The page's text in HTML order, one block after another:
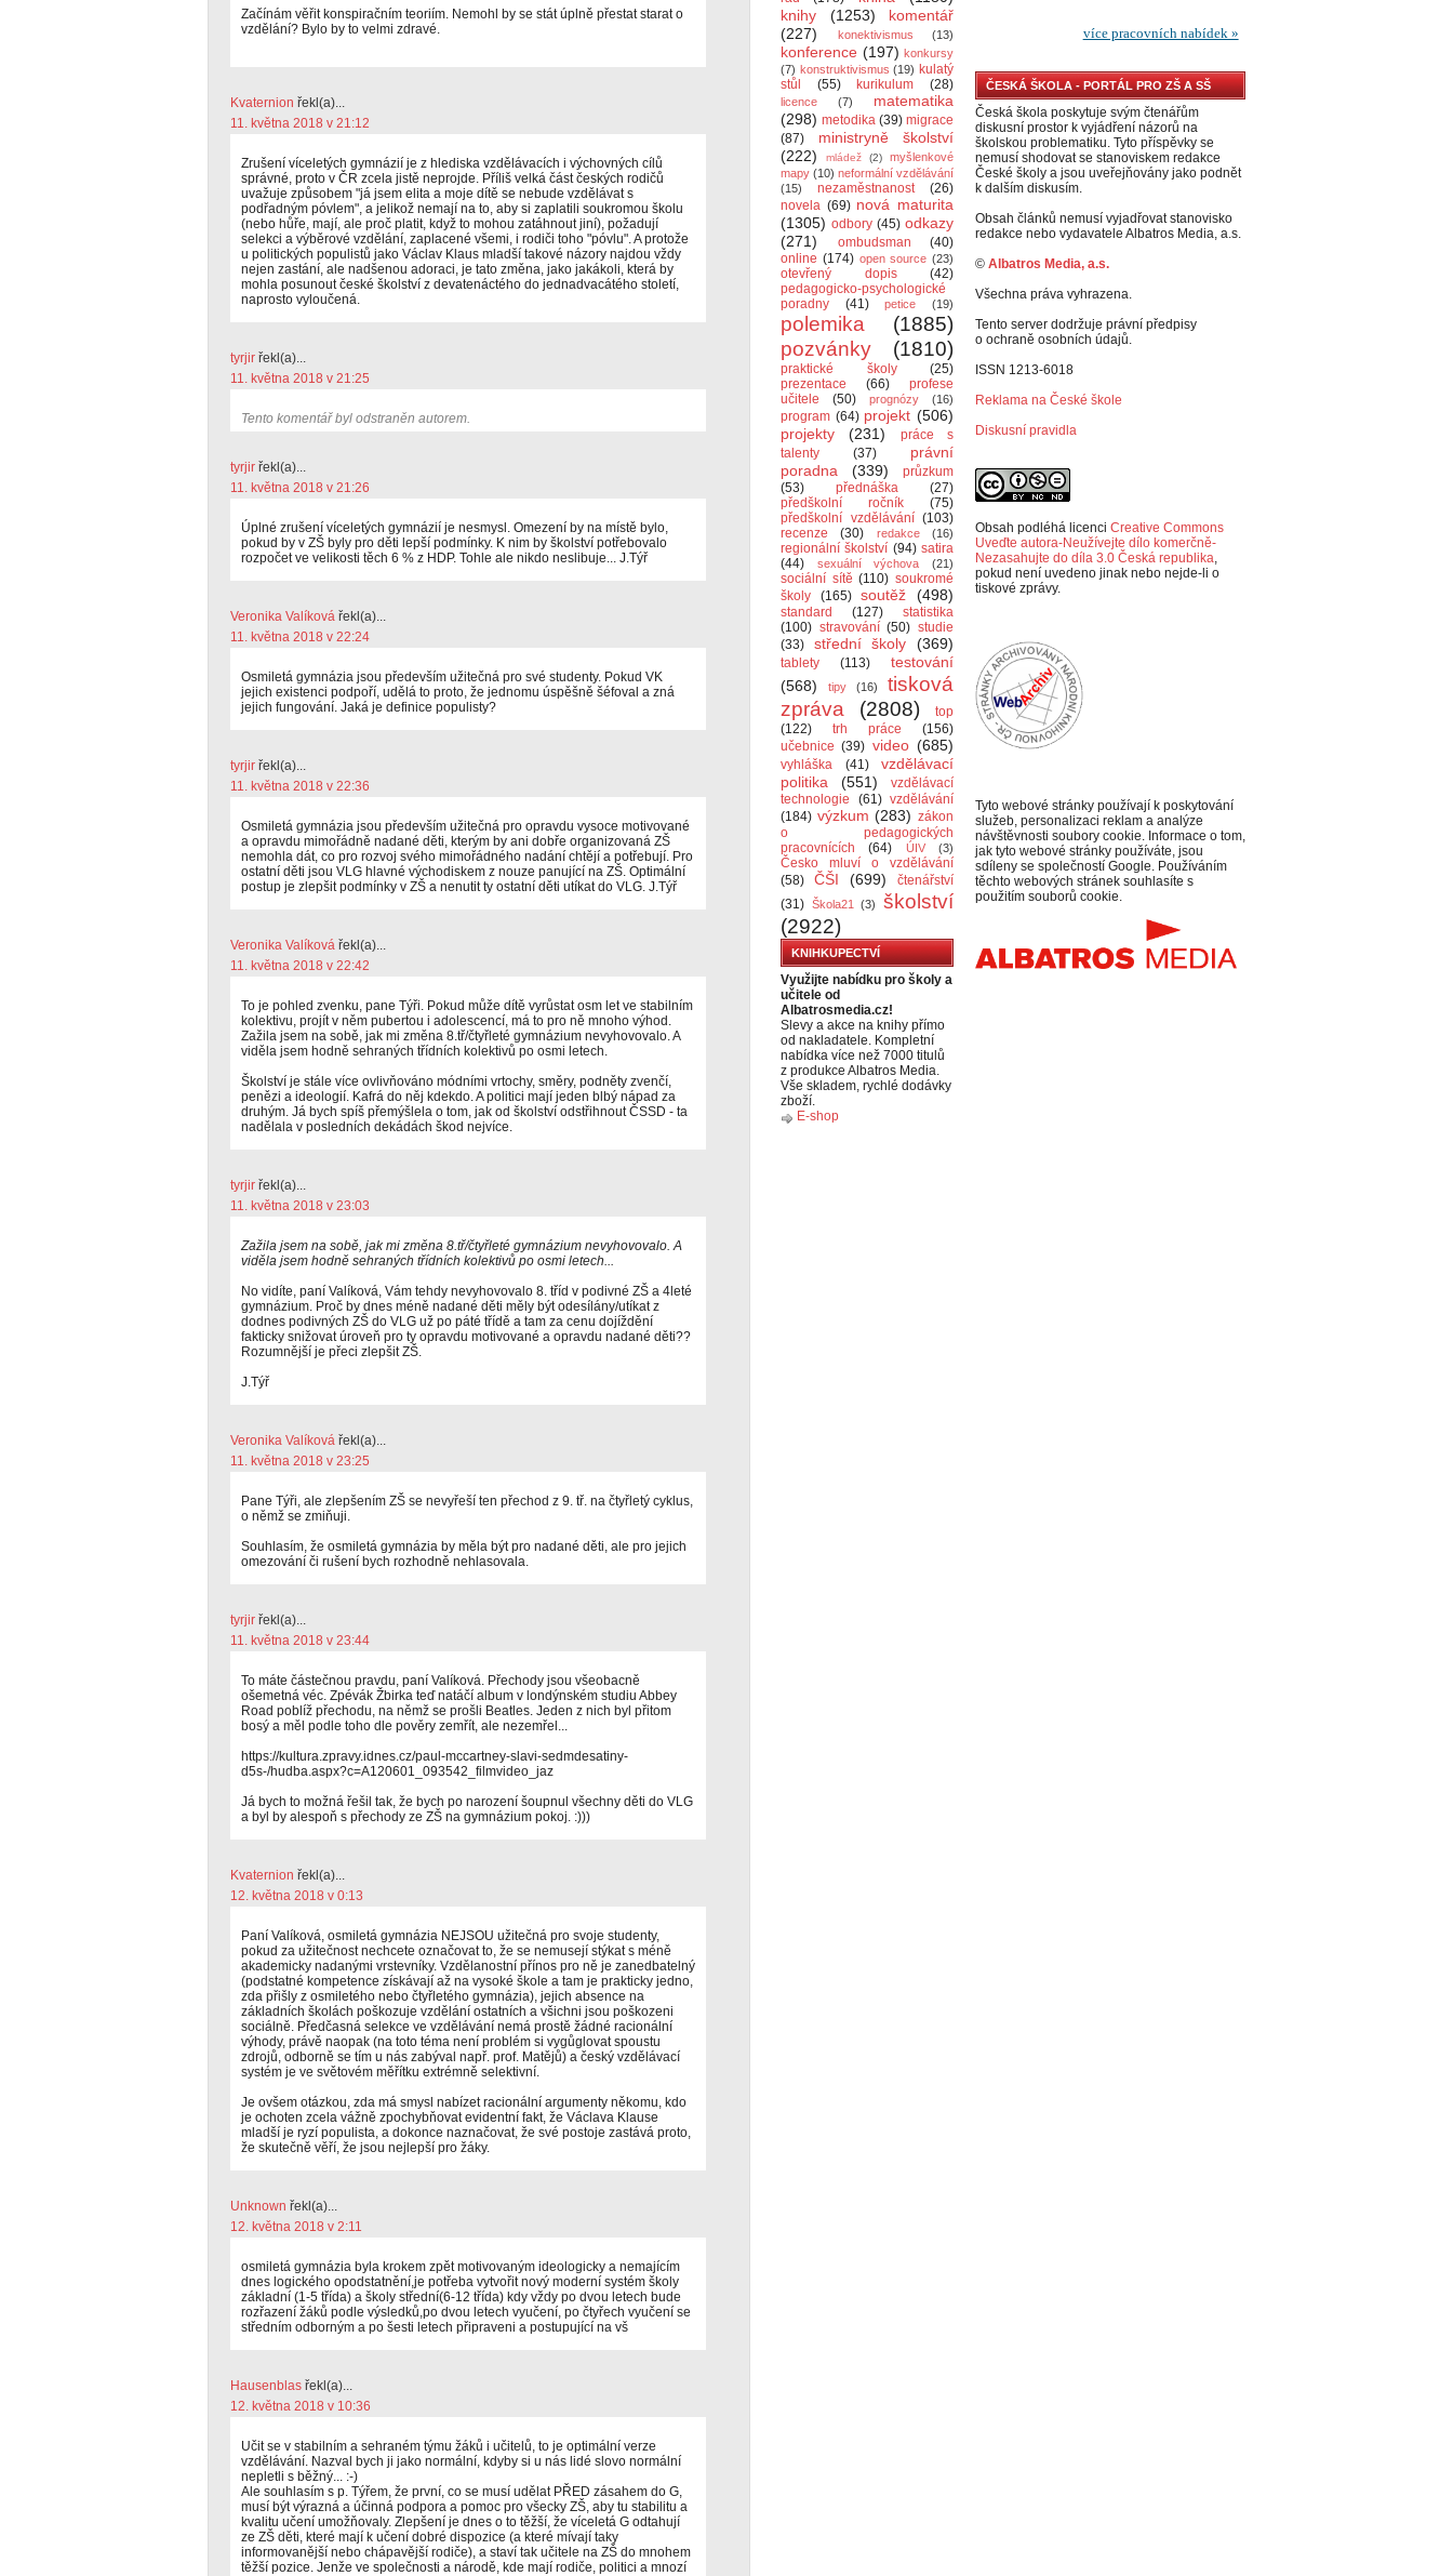
Začínám věřit konspiračním teoriím. Nemohl by se stát úplně přestat starat o
vzdělání? Bylo by to velmi zdravé.
Kvaternion řekl(a)...
11. května 2018 v 21:12
Zrušení víceletých gymnázií je z hlediska vzdělávacích i výchovných cílů
správné, proto v ČR zcela jistě neprojde. Příliš velká část českých rodičů
uvažuje způsobem "já jsem elita a moje dítě se nebude vzdělávat s
podřadným póvlem", a jelikož nemají na to, aby si zaplatili soukromou školu
(nebo hůře, mají, ale proč platit, když to mohou zatáhnout jiní), požadují
selekci a výběrové vzdělání, zaplacené všemi, i rodiči toho "póvlu". A protože
u politických populistů jako Václav Klaus mladší takové názory najdou vždy
nejen zastání, ale nadšenou adoraci, je tato změna, jako jakákoli, která by
mohla posunout české školství z devatenáctého do jednadvacátého století,
naprosto vyloučená.
tyrjir řekl(a)...
11. května 2018 v 21:25
Tento komentář byl odstraněn autorem.
tyrjir řekl(a)...
11. května 2018 v 21:26
Úplné zrušení víceletých gymnázií je nesmysl. Omezení by na místě bylo,
pokud by v ZŠ byly pro děti lepší podmínky. K nim by školství potřebovalo
rozpočet ve velikosti těch 6 % z HDP. Tohle ale nikdo neslibuje... J.Týř
Veronika Valíková řekl(a)...
11. května 2018 v 22:24
Osmiletá gymnázia jsou především užitečná pro své studenty. Pokud VK
jejich existenci podpoří, udělá to proto, že jednomu úspěšně šéfoval a zná
jejich fungování. Jaká je definice populisty?
tyrjir řekl(a)...
11. května 2018 v 22:36
Osmiletá gymnázia jsou především užitečná pro opravdu vysoce motivované
a opravdu mimořádně nadané děti, kterým by ani dobře organizovaná ZŠ
nemohla dát, co pro rozvoj svého mimořádného nadání chtějí a potřebují. Pro
ostatní děti jsou VLG hlavné východiskem z nouze panující na ZŠ. Optimální
postup je zlepšit podmínky v ZŠ a nenutit ty ostatní děti utíkat do VLG. J.Týř
Veronika Valíková řekl(a)...
11. května 2018 v 22:42
To je pohled zvenku, pane Týři. Pokud může dítě vyrůstat osm let ve stabilním
kolektivu, projít v něm pubertou i adolescencí, má to pro ně mnoho výhod.
Zažila jsem na sobě, jak mi změna 8.tř/čtyřleté gymnázium nevyhovovalo. A
viděla jsem hodně sehraných třídních kolektivů po osmi letech.
Školství je stále více ovlivňováno módními vrtochy, směry, podněty zvenčí,
penězi a ideologií. Kafrá do něj kdekdo. A politici mají jeden blbý nápad za
druhým. Já bych spíš přemýšlela o tom, jak od školství odstřihnout ČSSD - ta
nadělala v posledních dekádách škod nejvíce.
tyrjir řekl(a)...
11. května 2018 v 23:03
Zažila jsem na sobě, jak mi změna 8.tř/čtyřleté gymnázium nevyhovovalo. A
viděla jsem hodně sehraných třídních kolektivů po osmi letech...
No vidíte, paní Valíková, Vám tehdy nevyhovovalo 8. tříd v podivné ZŠ a 4leté
gymnázium. Proč by dnes méně nadané děti měly být odesílány/utíkat z
dodnes podivných ZŠ do VLG už po páté třídě a tam za cenu dojíždění
fakticky snižovat úroveň pro ty opravdu motivované a opravdu nadané děti??
Rozumnější je přeci zlepšit ZŠ.
J.Týř
Veronika Valíková řekl(a)...
11. května 2018 v 23:25
Pane Týři, ale zlepšením ZŠ se nevyřeší ten přechod z 9. tř. na čtyřletý cyklus,
o němž se zmiňuji.
Souhlasím, že osmiletá gymnázia by měla být pro nadané děti, ale pro jejich
omezování či rušení bych rozhodně nehlasovala.
tyrjir řekl(a)...
11. května 2018 v 23:44
To máte částečnou pravdu, paní Valíková. Přechody jsou všeobacně
ošemetná véc. Zpévák Žbirka teď natáčí album v londýnském studiu Abbey
Road poblíž přechodu, na němž se prošli Beatles. Jeden z nich byl přitom
bosý a měl podle toho dle pověry zemřít, ale nezemřel...
https://kultura.zpravy.idnes.cz/paul-mccartney-slavi-sedmdesatiny-
d5s-/hudba.aspx?c=A120601_093542_filmvideo_jaz
Já bych to možná řešil tak, že bych po narození šoupnul všechny děti do VLG
a byl by alespoň s přechody ze ZŠ na gymnázium pokoj. :)))
Kvaternion řekl(a)...
12. května 2018 v 0:13
Paní Valíková, osmiletá gymnázia NEJSOU užitečná pro svoje studenty,
pokud za užitečnost nechcete označovat to, že se nemusejí stýkat s méně
akademicky nadanými vrstevníky. Vzdělanostní přínos pro ně je zanedbatelný
(podstatné kompetence získávají až na vysoké škole a tam je prakticky jedno,
zda přišly z osmiletého nebo čtyřletého gymnázia), jejich absence na
základních školách poškozuje vzdělání ostatních a všichni jsou poškozeni
sociálně. Předčasná selekce ve vzdělávání nemá prostě žádné racionální
výhody, právě naopak (na toto téma není problém si vygůglovat spoustu
zdrojů, odborně se tím u nás zabýval např. prof. Matějů) a český vzdělávací
systém je ve světovém měřítku extrémně selektivní.
Je ovšem otázkou, zda má smysl nabízet racionální argumenty někomu, kdo
je ochoten zcela vážně zpochybňovat evidentní fakt, že Václava Klause
mladší je ryzí populista, a dokonce naznačovat, že své postoje zastává proto,
že skutečně věří, že jsou nejlepší pro žáky.
Unknown řekl(a)...
12. května 2018 v 2:11
osmiletá gymnázia byla krokem zpět motivovaným ideologicky a nemajícím
dnes logického opodstatnění,je potřeba vytvořit nový moderní systém školy
základní (1-5 třída) a školy střední(6-12 třída) kdy vždy po dvou letech bude
rozřazení žáků podle výsledků,po dvou letech vyučení, po čtyřech vyučení se
středním odborným a po šesti letech připraveni a postupující na vš
Hausenblas řekl(a)...
12. května 2018 v 10:36
Učit se v stabilním a sehraném týmu žáků i učitelů, to je optimální verze
vzdělávání. Nazval bych ji jako normální, kdyby si u nás lidé slovo normální
nepletli s běžný... :-)
Ale souhlasím s p. Týřem, že první, co se musí udělat PŘED zásahem do G,
musí být výrazná a účinná podpora a pomoc pro všecky ZŠ, aby tu stabilitu a
kvalitu učení umožňovaly. Zlepšení je dnes o to těžší, že víceletá G odtahují
ze ZŠ děti, které mají k učení dobré dispozice (a které mívají taky
informovanější nebo chápavější rodiče), a staví tak učitele na ZŠ do mnohem
těžší pozice. Jenže ve společnosti a národě, kde mají rodiče, politici a mnozí
knihy
(1253)
komentář
(227)
konektivismus (13)
konference (197) konkursy
(7) konstruktivismus (19) kulatý
stůl
(55) kurikulum (28)
licence (7)
matematika
(298) metodika (39) migrace
(87)
ministryně školství
(222)
mládež (2)
myšlenkové
mapy (10) neformální vzdělávání
(15)
nezaměstnanost
(26)
novela (69) nová maturita
(1305) odbory (45) odkazy
(271)
ombudsman
(40)
online (174) open source (23)
otevřený dopis
(42)
pedagogicko-psychologické
poradny
(41) petice (19)
polemika
(1885)
pozvánky
(1810)
praktické školy
(25)
prezentace
(66)
profese
učitele
(50) prognózy (16)
program (64) projekt (506)
projekty
(231)
práce s
talenty
(37)
právní
poradna
(339)
průzkum
(53)
přednáška
(27)
předškolní ročník
(75)
předškolní vzdělávání (103)
recenze
(30) redakce (16)
regionální školství (94) satira
(44)
sexuální výchova (21)
sociální sítě (110) soukromé
školy
(165) soutěž (498)
standard (127)
statistika
(100) stravování (50) studie
(33)
střední školy (369)
tablety (113)
testování
(568)
tipy (16)
tisková
zpráva
(2808)
top
(122)
trh práce
(156)
učebnice (39) video (685)
vyhláška (41)
vzdělávací
politika
(551)
vzdělávací
technologie
(61) vzdělávání
(184) výzkum (283) zákon
o pedagogických
pracovnících
(64) ÚIV (3)
Česko mluví o vzdělávání
(58)
ČŠI (699)
čtenářství
(31) Škola21 (3)
školství
(2922)
KNIHKUPECTVÍ
Využijte nabídku pro školy a
učitele od
Albatrosmedia.cz!
Slevy a akce na knihy přímo
od nakladatele. Kompletní
nabídka více než 7000 titulů
z produkce Albatros Media.
Vše skladem, rychlé dodávky
zboží.
E-shop
ČESKÁ ŠKOLA - PORTÁL PRO ZŠ A SŠ
Česká škola poskytuje svým čtenářům
diskusní prostor k vyjádření názorů na
školskou problematiku. Tyto příspěvky se
nemusí shodovat se stanoviskem redakce
České školy a jsou uveřejňovány jako podnět
k dalším diskusím.
Obsah článků nemusí vyjadřovat stanovisko
redakce nebo vydavatele Albatros Media, a.s.
© Albatros Media, a.s.
Všechna práva vyhrazena.
Tento server dodržuje právní předpisy
o ochraně osobních údajů.
ISSN 1213-6018
Reklama na České škole
Diskusní pravidla
Obsah podléhá licenci Creative Commons
Uveďte autora-Neužívejte dílo komerčně-
Nezasahujte do díla 3.0 Česká republika,
pokud není uvedeno jinak nebo nejde-li o
tiskové zprávy.
Tyto webové stránky používají k poskytování
služeb, personalizaci reklam a analýze
návštěvnosti soubory cookie. Informace o tom,
jak tyto webové stránky používáte, jsou
sdíleny se společností Google. Používáním
těchto webových stránek souhlasíte s
použitím souborů cookie.